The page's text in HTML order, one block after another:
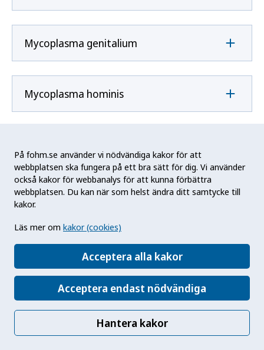
På fohm.se använder vi nödvändiga kakor för att
webbplatsen ska fungera på ett bra sätt för dig. Vi använder
också kakor för webbanalys för att kunna förbättra
webbplatsen. Du kan när som helst ändra ditt samtycke till
kakor.
Läs mer om kakor (cookies)
Acceptera alla kakor
Acceptera endast nödvändiga
Hantera kakor
Mycoplasma genitalium
Mycoplasma hominis
N
Neisseria gonorrhoeae
Neisseria meningitidis